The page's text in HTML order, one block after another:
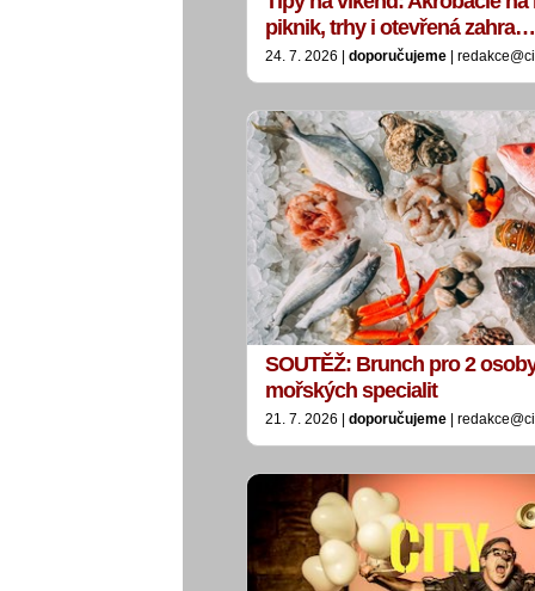
piknik, trhy i otevřená zahra…
24. 7. 2026 | doporučujeme |
SOUTĚŽ: Brunch pro 2
mořských specialit
21. 7. 2026 | doporučujeme |